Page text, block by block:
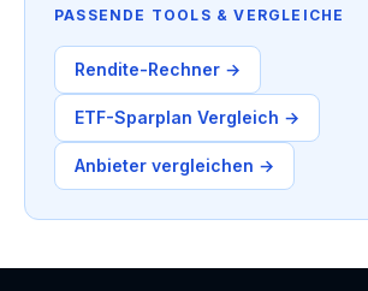
PASSENDE TOOLS & VERGLEICHE
Rendite-Rechner →
ETF-Sparplan Vergleich →
Anbieter vergleichen →